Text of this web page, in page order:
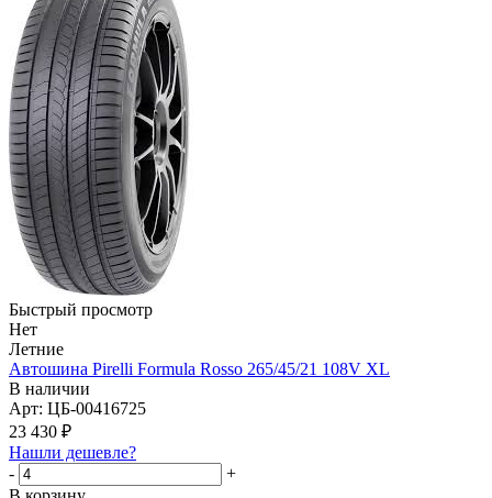
Быстрый просмотр
Нет
Летние
Автошина Pirelli Formula Rosso 265/45/21 108V XL
В наличии
Арт: ЦБ-00416725
23 430 ₽
Нашли дешевле?
-
+